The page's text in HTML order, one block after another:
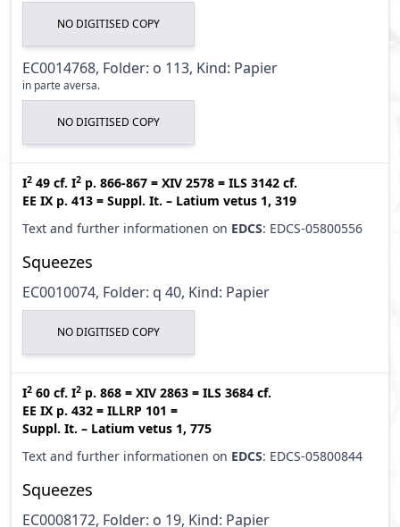
NO DIGITISED COPY
EC0014768, Folder: o 113, Kind: Papier
in parte aversa.
NO DIGITISED COPY
I2 49 cf. I2 p. 866-867 = XIV 2578 = ILS 3142 cf.
EE IX p. 413 = Suppl. It. – Latium vetus 1, 319
Text and further informationen on EDCS: EDCS-05800556
Squeezes
EC0010074, Folder: q 40, Kind: Papier
NO DIGITISED COPY
I2 60 cf. I2 p. 868 = XIV 2863 = ILS 3684 cf.
EE IX p. 432 = ILLRP 101 =
Suppl. It. – Latium vetus 1, 775
Text and further informationen on EDCS: EDCS-05800844
Squeezes
EC0008172, Folder: o 19, Kind: Papier